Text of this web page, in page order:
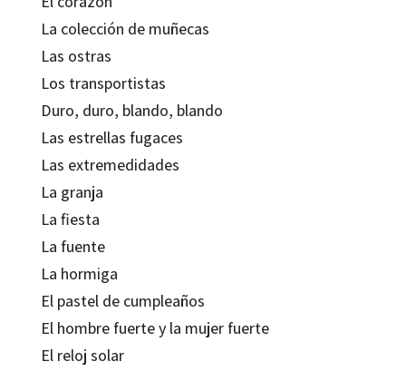
La colección de muñecas
Las ostras
Los transportistas
Duro, duro, blando, blando
Las estrellas fugaces
Las extremedidades
La granja
La fiesta
La fuente
La hormiga
El pastel de cumpleaños
El hombre fuerte y la mujer fuerte
El reloj solar